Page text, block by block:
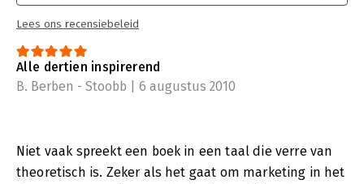
Lees ons recensiebeleid
Alle dertien inspirerend
B. Berben - Stoobb | 6 augustus 2010
Niet vaak spreekt een boek in een taal die verre van
theoretisch is. Zeker als het gaat om marketing in het